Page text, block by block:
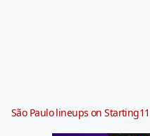
São Paulo lineups on Starting11